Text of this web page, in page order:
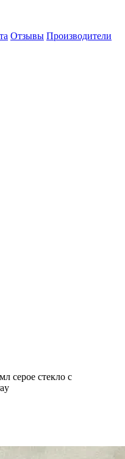
Отзывы Производители
серое стекло с